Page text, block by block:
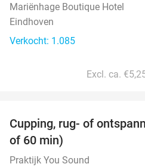
Mariënhage Boutique Hotel
Eindhoven
Verkocht: 1.085
Excl. ca.
Cupping, rug- of
of 60 min)
Praktijk You Sound